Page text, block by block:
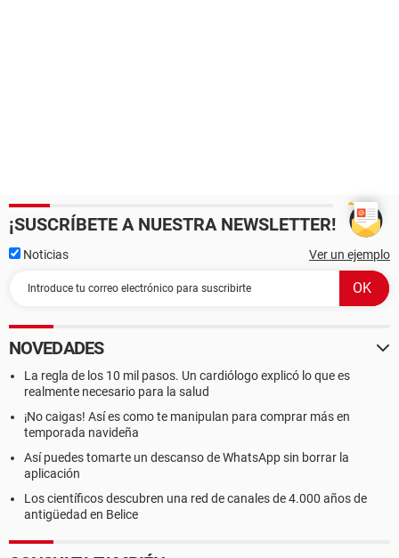
¡SUSCRÍBETE A NUESTRA NEWSLETTER!
Noticias Ver un ejemplo
NOVEDADES
La regla de los 10 mil pasos. Un cardiólogo explicó lo que es
realmente necesario para la salud
¡No caigas! Así es como te manipulan para comprar más en
temporada navideña
Así puedes tomarte un descanso de WhatsApp sin borrar la
aplicación
Los científicos descubren una red de canales de 4.000 años de
antigüedad en Belice